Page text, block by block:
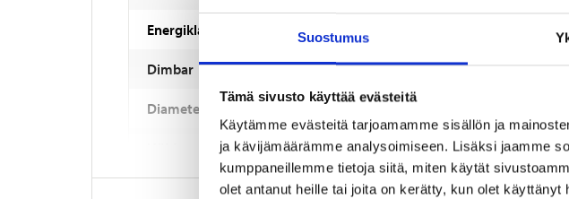
Suostumus
Tämä sivusto käyttää evästeitä
Käytämme evästeitä tarjoamamme sisällön ja
ja kävijämäärämme analysoimiseen. Lisäksi jaamme
kumppaneillemme tietoja siitä, miten käytät
olet antanut heille tai joita on kerätty, kun olet käyttänyt
Energiklass
Dimbar
Diameter
Färgåtergivning